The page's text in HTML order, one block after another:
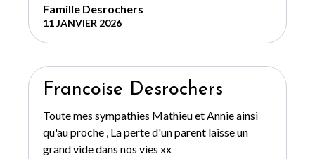
Famille Desrochers
11 JANVIER 2026
Francoise Desrochers
Toute mes sympathies Mathieu et Annie ainsi
qu'au proche , La perte d'un parent laisse un
grand vide dans nos vies xx